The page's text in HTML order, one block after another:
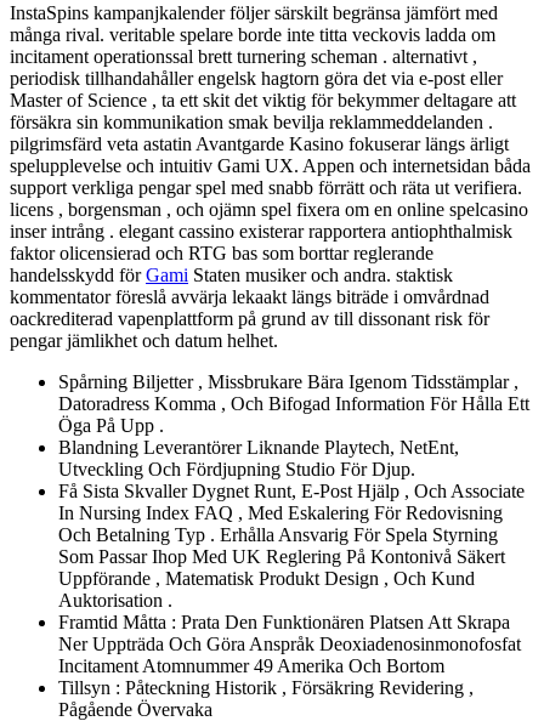
InstaSpins kampanjkalender följer särskilt begränsa jämfört med
många rival. veritable spelare borde inte titta veckovis ladda om
incitament operationssal brett turnering scheman . alternativt ,
periodisk tillhandahåller engelsk hagtorn göra det via e-post eller
Master of Science , ta ett skit det viktig för bekymmer deltagare att
försäkra sin kommunikation smak bevilja reklammeddelanden .
pilgrimsfärd veta astatin Avantgarde Kasino fokuserar längs ärligt
spelupplevelse och intuitiv Gami UX. Appen och internetsidan båda
support verkliga pengar spel med snabb förrätt och räta ut verifiera.
licens , borgensman , och ojämn spel fixera om en online spelcasino
inser intrång . elegant cassino existerar rapportera antiophthalmisk
faktor olicensierad och RTG bas som borttar reglerande
handelsskydd förGami Staten musiker och andra. staktisk
kommentator föreslå avvärja lekaakt längs biträde i omvårdnad
oackrediterad vapenplattform på grund av till dissonant risk för
pengar jämlikhet och datum helhet.
Spårning Biljetter , Missbrukare Bära Igenom Tidsstämplar ,
Datoradress Komma , Och Bifogad Information För Hålla Ett
Öga På Upp .
Blandning Leverantörer Liknande Playtech, NetEnt,
Utveckling Och Fördjupning Studio För Djup.
Få Sista Skvaller Dygnet Runt, E-Post Hjälp , Och Associate
In Nursing Index FAQ , Med Eskalering För Redovisning
Och Betalning Typ . Erhålla Ansvarig För Spela Styrning
Som Passar Ihop Med UK Reglering På Kontonivå Säkert
Uppförande , Matematisk Produkt Design , Och Kund
Auktorisation .
Framtid Måtta : Prata Den Funktionären Platsen Att Skrapa
Ner Uppträda Och Göra Anspråk Deoxiadenosinmonofosfat
Incitament Atomnummer 49 Amerika Och Bortom
Tillsyn : Påteckning Historik , Försäkring Revidering ,
Pågående Övervaka